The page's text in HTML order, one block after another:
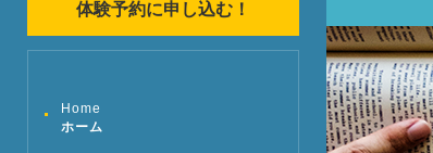
体験予約に申し込む！
Home
ホーム